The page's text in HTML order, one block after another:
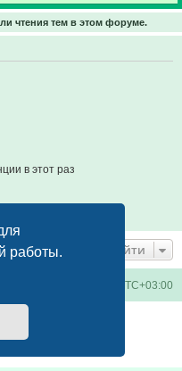
работы.
чтения тем в этом форуме.
в этот раз
Перейти
UTC+03:00